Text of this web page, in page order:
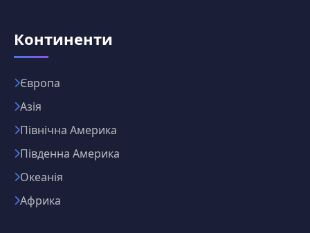
Континенти
Європа
Азія
Північна Америка
Південна Америка
Океанія
Африка